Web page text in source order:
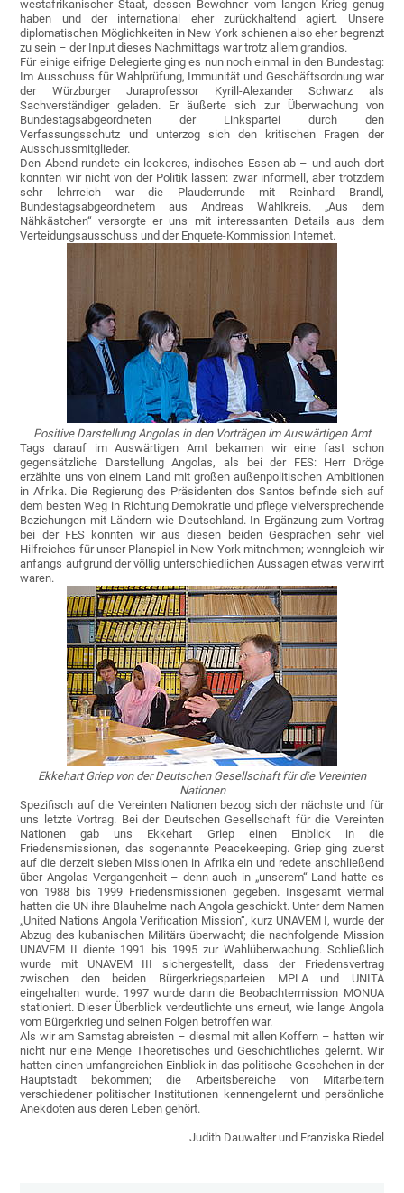
westafrikanischer Staat, dessen Bewohner vom langen Krieg genug
haben und der international eher zurückhaltend agiert. Unsere
diplomatischen Möglichkeiten in New York schienen also eher begrenzt
zu sein – der Input dieses Nachmittags war trotz allem grandios.
Für einige eifrige Delegierte ging es nun noch einmal in den Bundestag:
Im Ausschuss für Wahlprüfung, Immunität und Geschäftsordnung war
der Würzburger Juraprofessor Kyrill-Alexander Schwarz als
Sachverständiger geladen. Er äußerte sich zur Überwachung von
Bundestagsabgeordneten der Linkspartei durch den
Verfassungsschutz und unterzog sich den kritischen Fragen der
Ausschussmitglieder.
Den Abend rundete ein leckeres, indisches Essen ab – und auch dort
konnten wir nicht von der Politik lassen: zwar informell, aber trotzdem
sehr lehrreich war die Plauderrunde mit Reinhard Brandl,
Bundestagsabgeordnetem aus Andreas Wahlkreis. „Aus dem
Nähkästchen“ versorgte er uns mit interessanten Details aus dem
Verteidungsausschuss und der Enquete-Kommission Internet.
Positive Darstellung Angolas in den Vorträgen im Auswärtigen Amt
Tags darauf im Auswärtigen Amt bekamen wir eine fast schon
gegensätzliche Darstellung Angolas, als bei der FES: Herr Dröge
erzählte uns von einem Land mit großen außenpolitischen Ambitionen
in Afrika. Die Regierung des Präsidenten dos Santos befinde sich auf
dem besten Weg in Richtung Demokratie und pflege vielversprechende
Beziehungen mit Ländern wie Deutschland. In Ergänzung zum Vortrag
bei der FES konnten wir aus diesen beiden Gesprächen sehr viel
Hilfreiches für unser Planspiel in New York mitnehmen; wenngleich wir
anfangs aufgrund der völlig unterschiedlichen Aussagen etwas verwirrt
waren.
Ekkehart Griep von der Deutschen Gesellschaft für die Vereinten
Nationen
Spezifisch auf die Vereinten Nationen bezog sich der nächste und für
uns letzte Vortrag. Bei der Deutschen Gesellschaft für die Vereinten
Nationen gab uns Ekkehart Griep einen Einblick in die
Friedensmissionen, das sogenannte Peacekeeping. Griep ging zuerst
auf die derzeit sieben Missionen in Afrika ein und redete anschließend
über Angolas Vergangenheit – denn auch in „unserem“ Land hatte es
von 1988 bis 1999 Friedensmissionen gegeben. Insgesamt viermal
hatten die UN ihre Blauhelme nach Angola geschickt. Unter dem Namen
„United Nations Angola Verification Mission“, kurz UNAVEM I, wurde der
Abzug des kubanischen Militärs überwacht; die nachfolgende Mission
UNAVEM II diente 1991 bis 1995 zur Wahlüberwachung. Schließlich
wurde mit UNAVEM III sichergestellt, dass der Friedensvertrag
zwischen den beiden Bürgerkriegsparteien MPLA und UNITA
eingehalten wurde. 1997 wurde dann die Beobachtermission MONUA
stationiert. Dieser Überblick verdeutlichte uns erneut, wie lange Angola
vom Bürgerkrieg und seinen Folgen betroffen war.
Als wir am Samstag abreisten – diesmal mit allen Koffern – hatten wir
nicht nur eine Menge Theoretisches und Geschichtliches gelernt. Wir
hatten einen umfangreichen Einblick in das politische Geschehen in der
Hauptstadt bekommen; die Arbeitsbereiche von Mitarbeitern
verschiedener politischer Institutionen kennengelernt und persönliche
Anekdoten aus deren Leben gehört.
Judith Dauwalter und Franziska Riedel